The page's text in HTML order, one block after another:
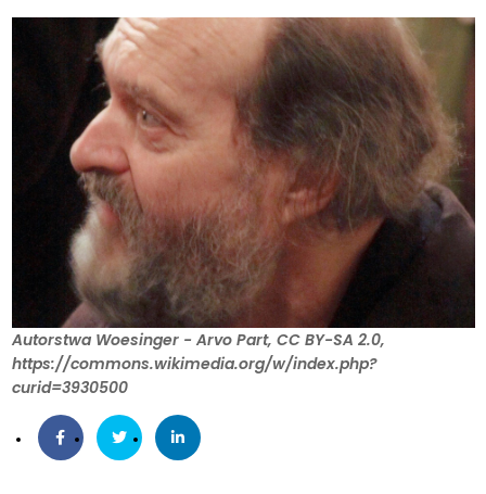
Autorstwa Woesinger - Arvo Part, CC BY-SA 2.0,
https://commons.wikimedia.org/w/index.php?
curid=3930500